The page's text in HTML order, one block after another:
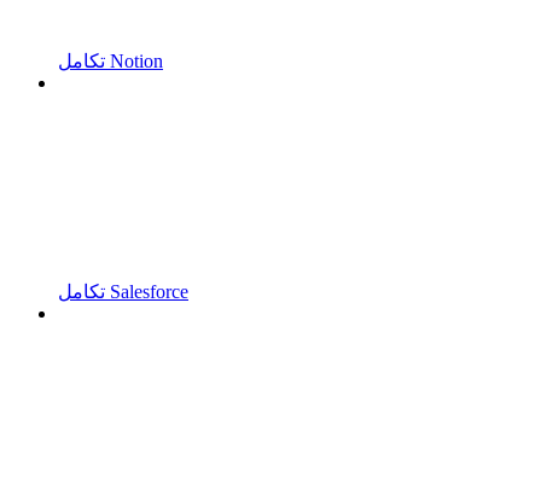
تكامل Notion
تكامل Salesforce